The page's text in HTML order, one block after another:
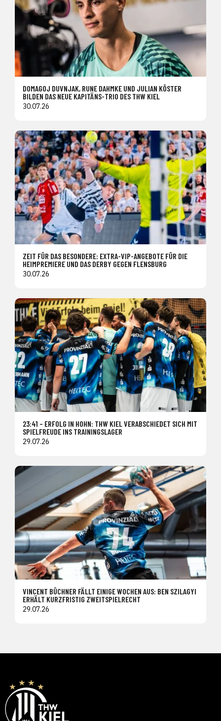
DOMAGOJ DUVNJAK, RUNE DAHMKE UND JULIAN KÖSTER
BILDEN DAS NEUE KAPITÄNS-TRIO DES THW KIEL
30.07.26
ZEIT FÜR DAS BESONDERE: EXTRA-VIP-ANGEBOTE FÜR DIE
HEIMPREMIERE UND DAS DERBY GEGEN FLENSBURG
30.07.26
23:41 – ERFOLG IN HOHN: THW KIEL VERABSCHIEDET SICH MIT
SPIELFREUDE INS TRAININGSLAGER
29.07.26
VINCENT BÜCHNER FÄLLT EINIGE WOCHEN AUS: BEN SZILAGYI
ERHÄLT KURZFRISTIG ZWEITSPIELRECHT
29.07.26